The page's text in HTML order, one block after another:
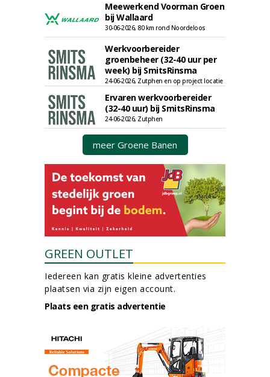
Meewerkend Voorman Groen
bij Wallaard
30-06-2026, 80 km rond Noordeloos
Werkvoorbereider
groenbeheer (32-40 uur per
week) bij SmitsRinsma
24-06-2026, Zutphen en op project locatie
Ervaren werkvoorbereider
(32-40 uur) bij SmitsRinsma
24-06-2026, Zutphen
meer Groene Banen
GREEN OUTLET
Iedereen kan gratis kleine advertenties
plaatsen via zijn eigen account.
Plaats een gratis advertentie